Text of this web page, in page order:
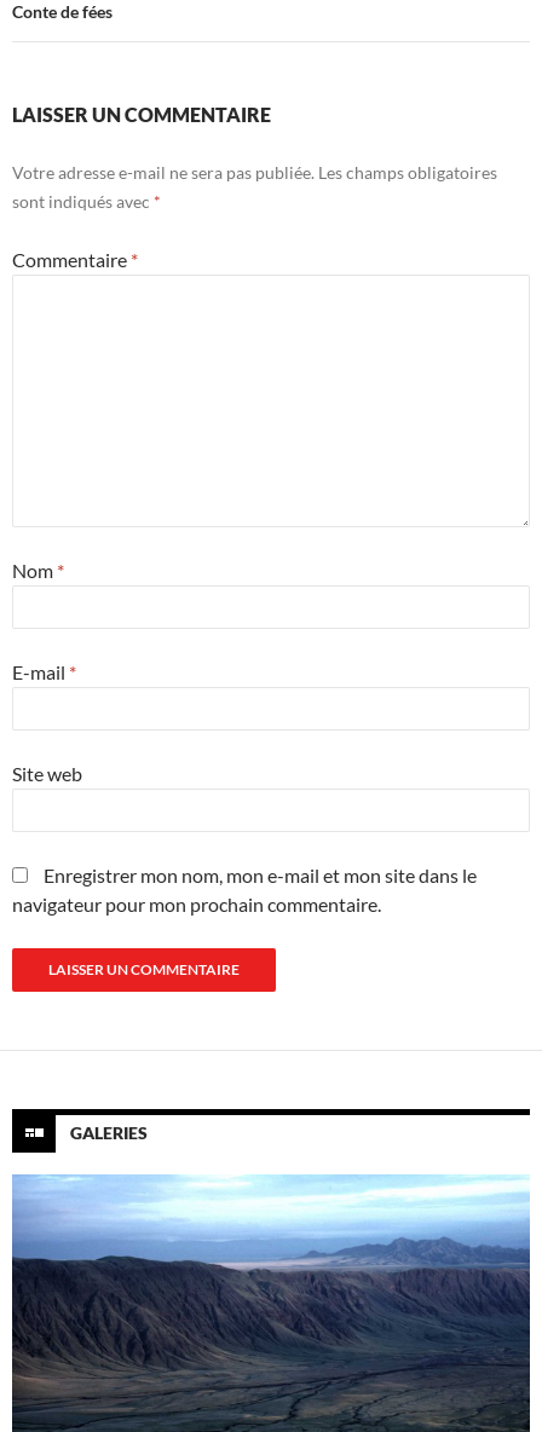
Conte de fées
LAISSER UN COMMENTAIRE
Votre adresse e-mail ne sera pas publiée. Les champs obligatoires
sont indiqués avec *
Commentaire *
Nom *
E-mail *
Site web
Enregistrer mon nom, mon e-mail et mon site dans le
navigateur pour mon prochain commentaire.
GALERIES